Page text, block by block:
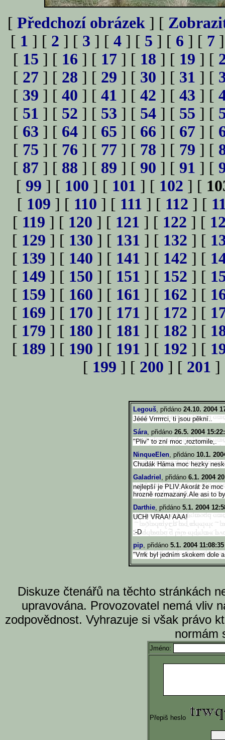
[ Předchozí obrázek ] [
[ 1 ] [ 2 ] [ 3 ] [ 4 ] [ 5 ] [ 6 ] [ 7
[ 15 ] [ 16 ] [ 17 ] [ 18 ] [ 19 ] [
[ 27 ] [ 28 ] [ 29 ] [ 30 ] [ 31 ] [
[ 39 ] [ 40 ] [ 41 ] [ 42 ] [ 43 ] [
[ 51 ] [ 52 ] [ 53 ] [ 54 ] [ 55 ] [
[ 63 ] [ 64 ] [ 65 ] [ 66 ] [ 67 ] [
[ 75 ] [ 76 ] [ 77 ] [ 78 ] [ 79 ] [
[ 87 ] [ 88 ] [ 89 ] [ 90 ] [ 91 ] [
[ 99 ] [ 100 ] [ 101 ] [ 102 ] [
[ 109 ] [ 110 ] [ 111 ] [ 112 ] [
[ 119 ] [ 120 ] [ 121 ] [ 122 ] [
[ 129 ] [ 130 ] [ 131 ] [ 132 ] [
[ 139 ] [ 140 ] [ 141 ] [ 142 ] [
[ 149 ] [ 150 ] [ 151 ] [ 152 ] [
[ 159 ] [ 160 ] [ 161 ] [ 162 ] [
[ 169 ] [ 170 ] [ 171 ] [ 172 ] [
[ 179 ] [ 180 ] [ 181 ] [ 182 ] [
[ 189 ] [ 190 ] [ 191 ] [ 192 ] [
[ 199 ] [ 200 ] [ 201 ]
Legouš, přidáno 24.10. 2004
Jééé Vrrrrrci, ti jsou pěkní..
Sára, přidáno 26.5. 2004
"Pliv" to zní moc ,roztomile,.
NinqueElen, přidáno 10.1.
Chudák Háma moc hezky
Galadriel , přidáno 6.1. 2004
nejlepší je PLIV.Akorát že
hrozně rozmazaný.Ale asi to
Darthie, přidáno 5.1. 2004
UCH! VRAA! AAA!
:-D
pip, přidáno 5.1. 2004 11:08:35
"Vrrk byl jedním skokem dole
Diskuze čtenářů na těchto stránkách
upravována. Provozovatel nemá vliv
zodpovědnost. Vyhrazuje si však právo
normám
Jméno:
Přepiš heslo